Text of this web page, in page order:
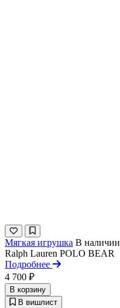
Мягкая игрушка В наличии
Ralph Lauren POLO BEAR
Подробнее
4 700 ₽
В корзину
В вишлист